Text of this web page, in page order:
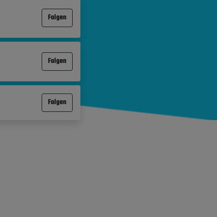
Folgen
Folgen
Folgen